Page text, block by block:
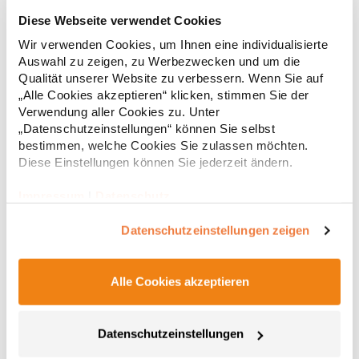
Diese Webseite verwendet Cookies
Wir verwenden Cookies, um Ihnen eine individualisierte
Auswahl zu zeigen, zu Werbezwecken und um die
Qualität unserer Website zu verbessern. Wenn Sie auf
„Alle Cookies akzeptieren“ klicken, stimmen Sie der
Verwendung aller Cookies zu. Unter
„Datenschutzeinstellungen“ können Sie selbst
bestimmen, welche Cookies Sie zulassen möchten.
Diese Einstellungen können Sie jederzeit ändern.
Datenschutzeinstellungen zeigen
Alle Cookies akzeptieren
Datenschutzeinstellungen
RY6618 Roly Eco Damen Polo Poloshirtshirt Prince
Tailliertes Kurzarm-Poloshirt für Damen aus zertifizierter Bio-
Baumwolle Kragen und Ärmelbündchen aus 1x1-Rippe
Knopfleiste mit zwei Knöpfen Verstärkte Nahtabdeckung am
Kragen Seitenschlitze am Saum Herausreißbares
LabelPfegehinweis: 40 °C waschbarBügeln erlaubtGrammatur:
210 g/m²Materialzusammensetzung: 100% Baumwolle (Heather
Grey: 85% Baumwolle / 15% Viskose)Angaben zur
Produktsicherheit: Herst.-Nr.: PO6618Hersteller: GORFACTORY
ab
* Preise inkl. gesetzlicher Mwst. +Versandkosten *